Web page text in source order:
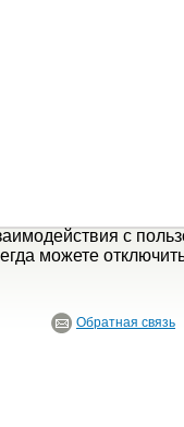
с
можете
Обратная связь